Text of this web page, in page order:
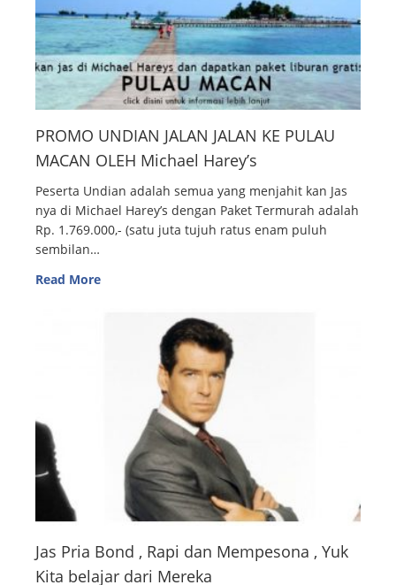
PROMO UNDIAN JALAN JALAN KE PULAU
MACAN OLEH Michael Harey’s
Peserta Undian adalah semua yang menjahit kan Jas
nya di Michael Harey’s dengan Paket Termurah adalah
Rp. 1.769.000,- (satu juta tujuh ratus enam puluh
sembilan…
Read More
Jas Pria Bond , Rapi dan Mempesona , Yuk
Kita belajar dari Mereka